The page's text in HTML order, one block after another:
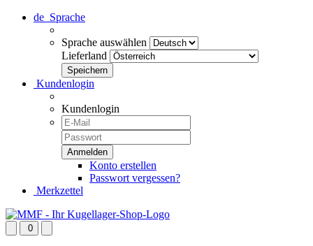
de Sprache
Sprache auswählen
Lieferland
Kundenlogin
Kundenlogin
Konto erstellen
Passwort vergessen?
Merkzettel
0